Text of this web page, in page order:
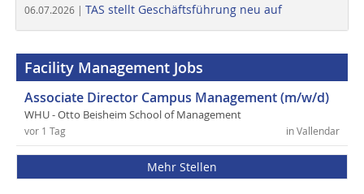
06.07.2026 | TAS stellt Geschäftsführung neu auf
Facility Management Jobs
Associate Director Campus Management (m/w/d)
WHU - Otto Beisheim School of Management
in Vallendar
vor 1 Tag
Mehr Stellen